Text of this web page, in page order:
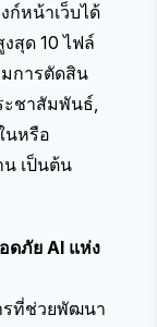
ก์หน้าเว็บได้
สุด 10 ไฟล์
การตัดสิน
ะชาสัมพันธ์,
นหรือ
เป็นต้น
ดภัย AI แห่ง
รที่ช่วยพัฒนา